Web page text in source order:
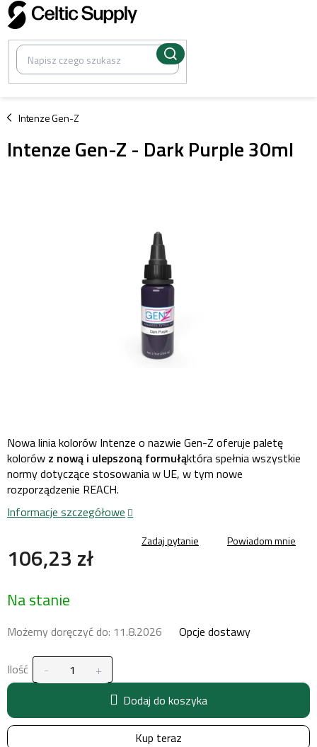
Przejść
do
treści
Intenze Gen-Z
/
Intenze Gen-Z - Dark Purple 30ml
106,23 zł
jednostkowa:
Na stanie
Możemy doręczyć do: 11.8.2026 Opcje dostawy
Ilość
Dodaj do koszyka
Kup teraz
Nowa linia kolorów Intenze o nazwie Gen-Z oferuje paletę
kolorów z nową i ulepszoną formułąktóraspełnia wszystkie
normy dotyczące stosowania w UE, w tym nowe
rozporządzenie REACH.
Informacje szczegółowe
Zadaj pytanie Powiadom mnie